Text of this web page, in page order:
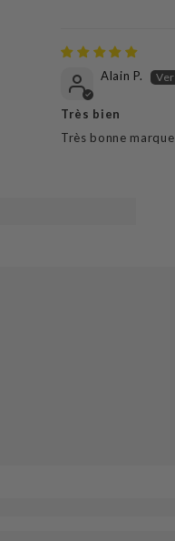
Alain P.
Très bien
Très bonne marque